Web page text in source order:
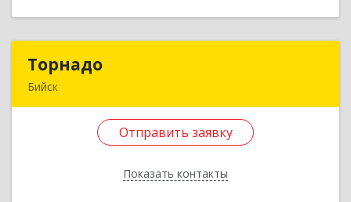
Торнадо
Бийск
Отправить заявку
Показать контакты
дом № 204/2